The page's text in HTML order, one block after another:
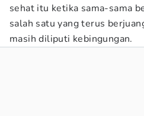
sehat itu ketika sama-sama
salah satu yang terus
masih diliputi kebingungan.